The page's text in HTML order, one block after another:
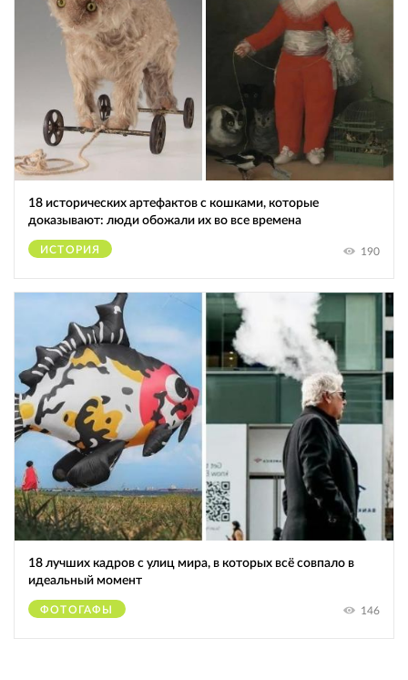
18 исторических артефактов с кошками, которые
доказывают: люди обожали их во все времена
ИСТОРИЯ 190
18 лучших кадров с улиц мира, в которых всё совпало в
идеальный момент
ФОТОГАФЫ 146